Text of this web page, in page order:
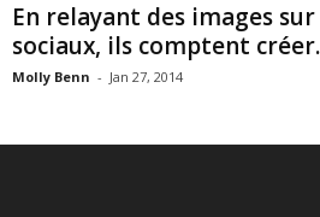
En relayant des images
sociaux, ils comptent
Molly Benn - Jan 27, 2014